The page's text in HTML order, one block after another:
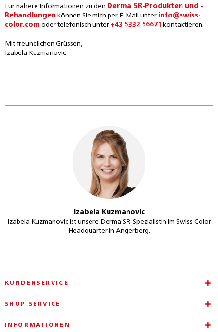
Für nähere Informationen zu den Derma SR-Produkten und -
Behandlungen können Sie mich per E-Mail unter info@swiss-
color.com oder telefonisch unter +43 5332 56671 kontaktieren.
Mit freundlichen Grüssen,
Izabela Kuzmanovic
Izabela Kuzmanovic
Izabela Kuzmanovic ist unsere Derma SR-Spezialistin im Swiss Color
Headquarter in Angerberg.
KUNDENSERVICE
SHOP SERVICE
INFORMATIONEN